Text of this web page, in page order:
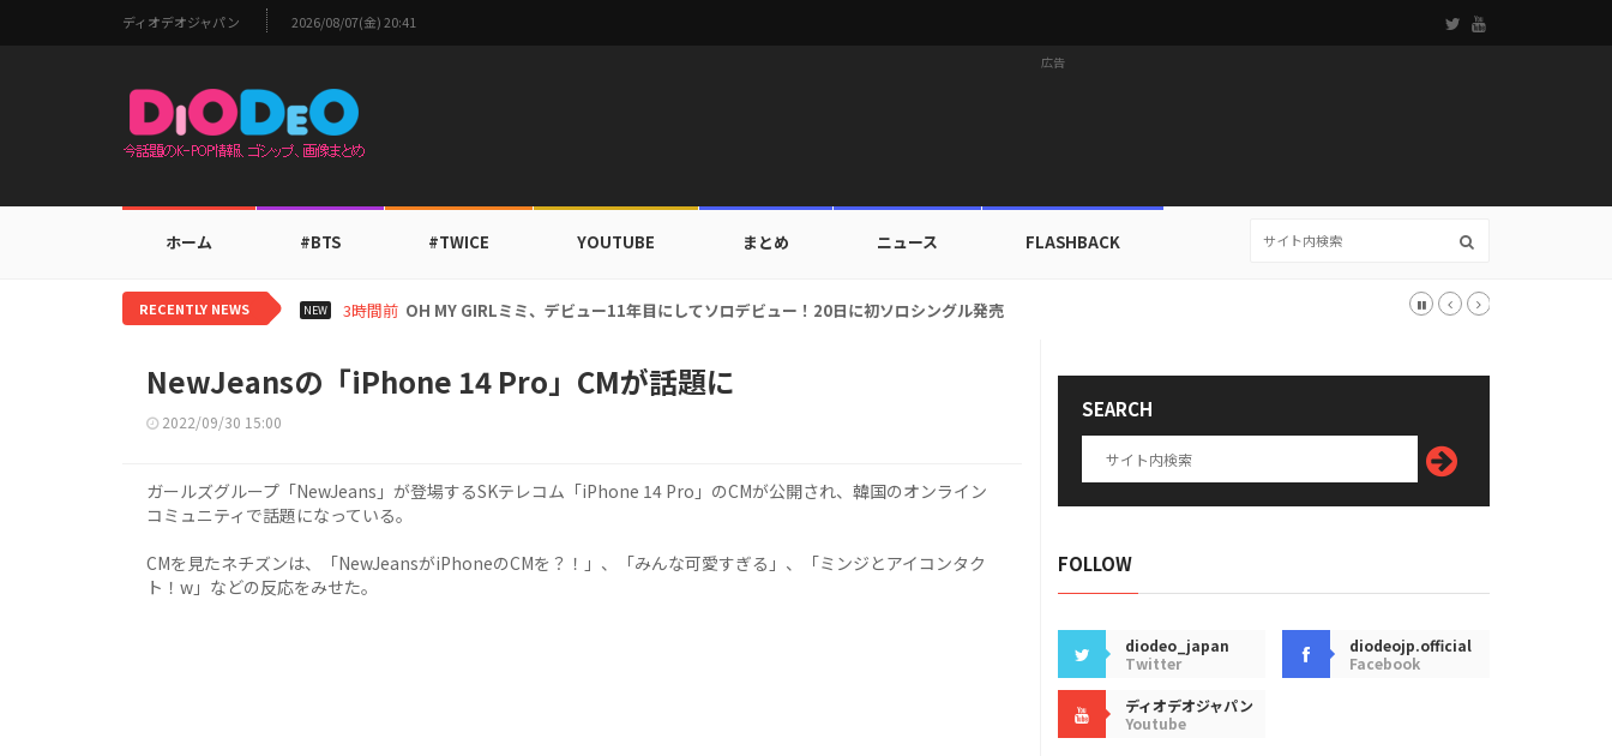
ディオデオジャパン 2026/08/07(金) 20:41
広告
ホーム #BTS #TWICE YOUTUBE まとめ ニュース FLASHBACK
RECENTLY NEWS NEW 5時間前 BTS V、ワールドカップ出入証を公開…証明写真でも完璧なビジュアル！
NewJeansの「iPhone 14 Pro」CMが話題に
2022/09/30 15:00
ガールズグループ「NewJeans」が登場するSKテレコム「iPhone 14 Pro」のCMが公開され、韓国のオンライン
コミュニティで話題になっている。
CMを見たネチズンは、「NewJeansがiPhoneのCMを？！」、「みんな可愛すぎる」、「ミンジとアイコンタク
ト！w」などの反応をみせた。
SEARCH
FOLLOW
diodeo_japan
Twitter
diodeojp.official
Facebook
ディオデオジャパン
Youtube